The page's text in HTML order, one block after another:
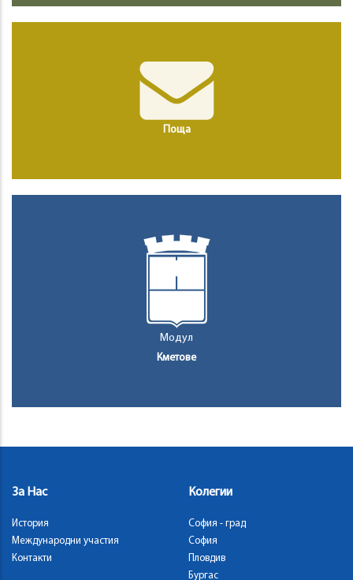
Поща
Модул
Кметове
За Нас
История
Международни участия
Контакти
Колегии
София - град
София
Пловдив
Бургас